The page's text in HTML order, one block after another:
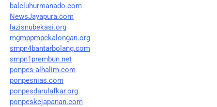
baleluhurmanado.com
NewsJayapura.com
lazisnubekasi.org
mgmppmpekalongan.org
smpn4bantarbolang.com
smpn1prembun.net
ponpes-alhalim.com
ponpesnias.com
ponpesdarulafkar.org
ponpeskejapanan.com